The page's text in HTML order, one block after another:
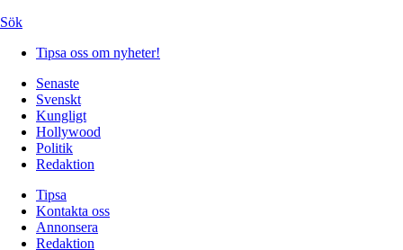
Sök
Tipsa oss om nyheter!
Senaste
Svenskt
Kungligt
Hollywood
Politik
Redaktion
Tipsa
Kontakta oss
Annonsera
Redaktion